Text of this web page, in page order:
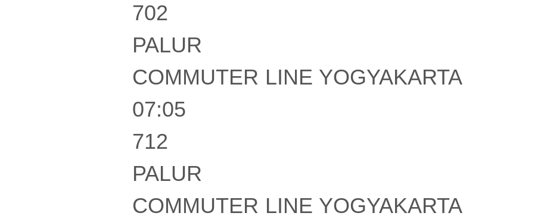
702
PALUR
COMMUTER LINE YOGYAKARTA
07:05
712
PALUR
COMMUTER LINE YOGYAKARTA